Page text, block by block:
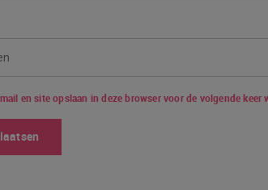
en site opslaan in deze browser voor de volgende keer